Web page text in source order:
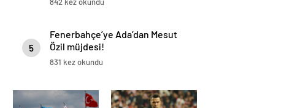
842 kez okundu
5
Fenerbahçe’ye Ada’dan Mesut
Özil müjdesi!
831 kez okundu